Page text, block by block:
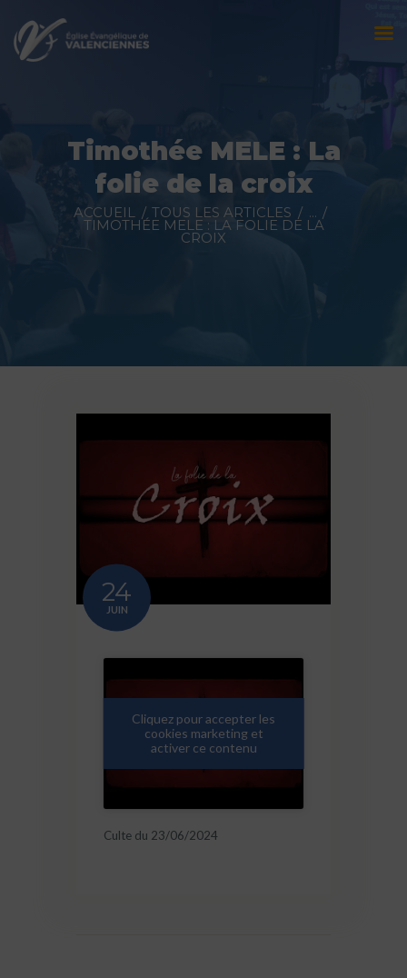
Timothée MELE : La
folie de la croix
ACCUEIL TOUS LES ARTICLES ...
TIMOTHÉE MELE : LA FOLIE DE LA
CROIX
Évènements
Prédications
24
JUIN
Cliquez pour accepter les
cookies marketing et
activer ce contenu
Culte du 23/06/2024